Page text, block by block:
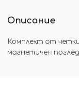
Описание
Комплект от
магнетичен